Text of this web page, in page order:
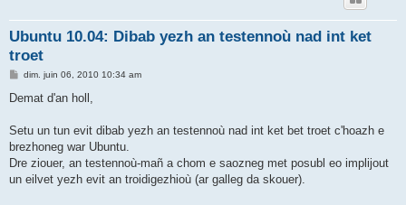
Ubuntu 10.04: Dibab yezh an testennoù nad int ket
troet
M
s
g
dim. juin 06, 2010 10:34 am
Demat d'an holl,
Setu un tun evit dibab yezh an testennoù nad int ket bet troet c'hoazh e
brezhoneg war Ubuntu.
Dre ziouer, an testennoù-mañ a chom e saozneg met posubl eo implijout
un eilvet yezh evit an troidigezhioù (ar galleg da skouer).